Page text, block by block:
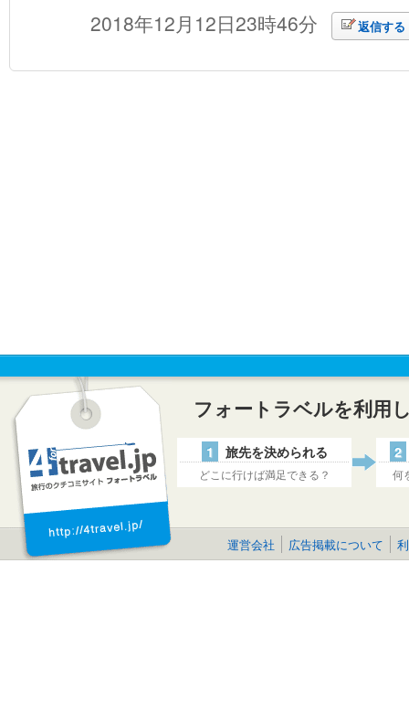
2018年12月12日23時46分 返信する
フォートラベルを利用
1 旅先を決められる
どこに行けば満足できる？
2
何
運営会社 広告掲載について